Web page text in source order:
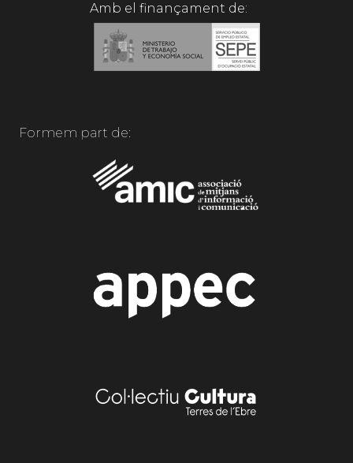
Amb el finançament de:
Formem part de: